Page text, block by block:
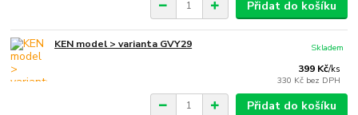
Přidat do košíku
KEN model > varianta GVY29
399 Kč/ks
330 Kč bez DPH
Skladem
Přidat do košíku